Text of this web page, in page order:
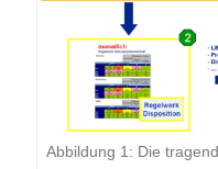
Abbildung 1: Die